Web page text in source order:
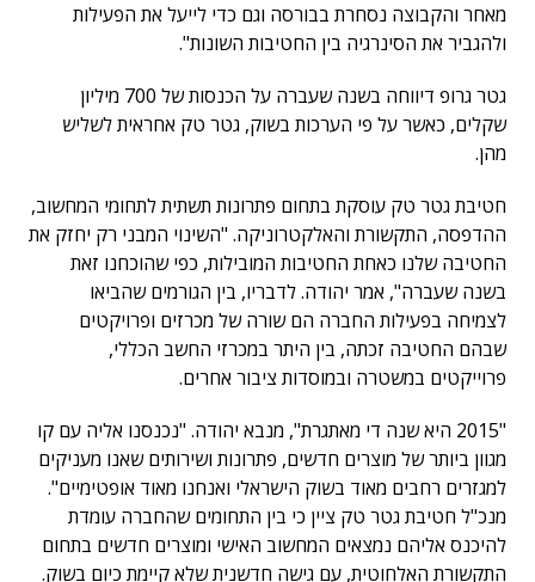
מאחר והקבוצה נסחרת בבורסה וגם כדי לייעל את הפעילות
ולהגביר את הסינרגיה בין החטיבות השונות".
גטר גרופ דיווחה בשנה שעברה על הכנסות של 700 מיליון
שקלים, כאשר על פי הערכות בשוק, גטר טק אחראית לשליש
מהן.
חטיבת גטר טק עוסקת בתחום פתרונות תשתית לתחומי המחשוב,
ההדפסה, התקשורת והאלקטרוניקה. "השינוי המבני רק יחזק את
החטיבה שלנו כאחת החטיבות המובילות, כפי שהוכחנו זאת
בשנה שעברה", אמר יהודה. לדבריו, בין הגורמים שהביאו
לצמיחה בפעילות החברה הם שורה של מכרזים ופרויקטים
שבהם החטיבה זכתה, בין היתר במכרזי החשב הכללי,
פרוייקטים במשטרה ובמוסדות ציבור אחרים.
"2015 היא שנה די מאתגרת", מנבא יהודה. "נכנסנו אליה עם קו
מגוון ביותר של מוצרים חדשים, פתרונות ושירותים שאנו מעניקים
למגזרים רחבים מאוד בשוק הישראלי ואנחנו מאוד אופטימיים".
מנכ"ל חטיבת גטר טק ציין כי בין התחומים שהחברה עומדת
להיכנס אליהם נמצאים המחשוב האישי ומוצרים חדשים בתחום
התקשורת האלחוטית, עם גישה חדשנית שלא קיימת כיום בשוק.